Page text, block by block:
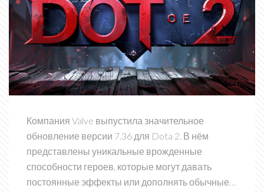
Компания Valve выпустила значительное
обновление версии 7.36 для Dota 2. В нём
представлены уникальные врожденные
способности героев, которые могут давать
постоянные эффекты или дополнять обычные